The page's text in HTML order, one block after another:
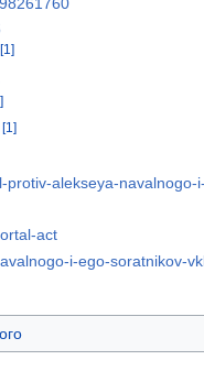
[1]
[1]
alekseya-
act
i-ego-soratnikov-